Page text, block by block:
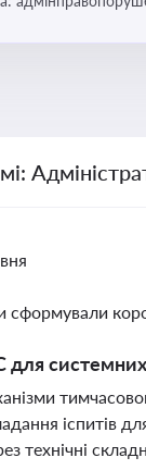
сформували
для
іспитів
технічні